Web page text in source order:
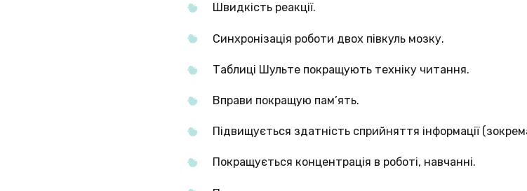
Швидкість реакції.
Синхронізація роботи двох півкуль мозку.
Таблиці Шульте покращують техніку читання.
Вправи покращую пам’ять.
Підвищується здатність сприйняття інформації
Покращується концентрація в роботі, навчанні.